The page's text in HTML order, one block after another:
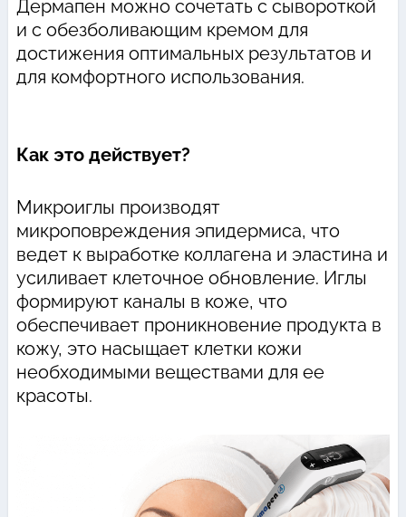
Дермапен можно сочетать с сывороткой
и с обезболивающим кремом для
достижения оптимальных результатов и
для комфортного использования.
Как это действует?
Микроиглы производят
микроповреждения эпидермиса, что
ведет к выработке коллагена и эластина и
усиливает клеточное обновление. Иглы
формируют каналы в коже, что
обеспечивает проникновение продукта в
кожу, это насыщает клетки кожи
необходимыми веществами для ее
красоты.